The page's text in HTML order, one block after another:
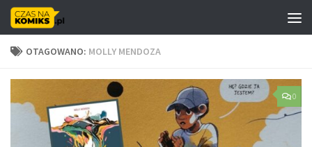
Skip to content
OTAGOWANO: MOLLY MENDOZA
0